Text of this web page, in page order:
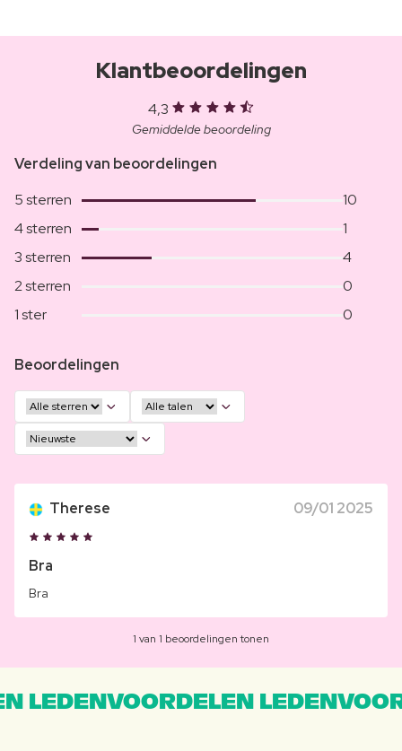
Klantbeoordelingen
4,3
Gemiddelde beoordeling
Verdeling van beoordelingen
5 sterren
10
4 sterren
1
3 sterren
4
2 sterren
0
1 ster
0
Beoordelingen
Therese 09/01 2025
Bra
Bra
1 van 1 beoordelingen tonen
LEDENVOORDELEN